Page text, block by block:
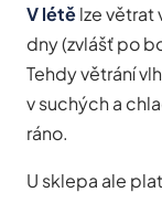
V létělze větrat
dny (zvlášť po
Tehdy větrání
v suchých a
ráno.
U sklepa ale